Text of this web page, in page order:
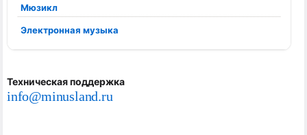
Мюзикл
Электронная музыка
Техническая поддержка
info@minusland.ru